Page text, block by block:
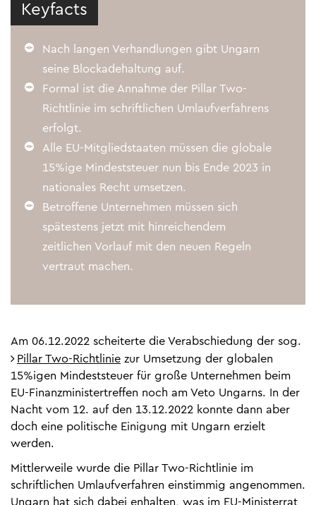
Keyfacts
Nach langen Verhandlungen gibt Ungarn
seine Blockadehaltung auf.
Formal ist die Annahme der Pillar Two-
Richtlinie im schriftlichen Umlaufverfahrens
erfolgt.
Alle EU-Mitgliedstaaten müssen die globale
15%ige Mindeststeuer nun bis Ende 2023 in
nationales Recht umsetzen.
Betroffene Unternehmen müssen sich
spätestens jetzt mit hinreichendem
zeitlichen Vorlauf mit den neuen Regeln
vertraut machen.
Am 06.12.2022 scheiterte die Verabschiedung der sog.
Pillar Two-Richtlinie zur Umsetzung der globalen
15%igen Mindeststeuer für große Unternehmen beim
EU-Finanzministertreffen noch am Veto Ungarns. In der
Nacht vom 12. auf den 13.12.2022 konnte dann aber
doch eine politische Einigung mit Ungarn erzielt
werden.
Mittlerweile wurde die Pillar Two-Richtlinie im
schriftlichen Umlaufverfahren einstimmig angenommen.
Ungarn hat sich dabei enhalten, was im EU-Ministerrat